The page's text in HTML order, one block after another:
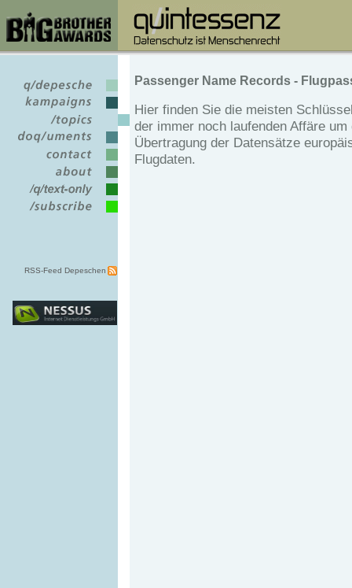
RSS-Feed Depeschen
Passenger Name Records -
Hier finden Sie die meisten
der immer noch laufenden Affäre um
Übertragung der Datensätze
Flugdaten.